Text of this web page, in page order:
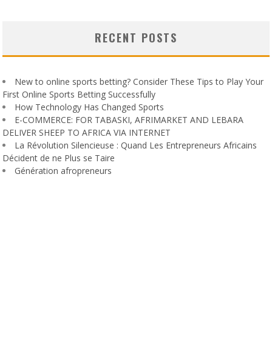
RECENT POSTS
New to online sports betting? Consider These Tips to Play Your
First Online Sports Betting Successfully
How Technology Has Changed Sports
E-COMMERCE: FOR TABASKI, AFRIMARKET AND LEBARA
DELIVER SHEEP TO AFRICA VIA INTERNET
La Révolution Silencieuse : Quand Les Entrepreneurs Africains
Décident de ne Plus se Taire
Génération afropreneurs